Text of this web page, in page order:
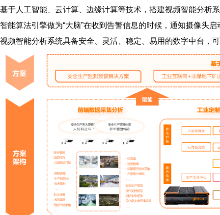
基于人工智能、云计算、边缘计算等技术，搭建视频智能分析
智能算法引擎做为“大脑”在收到告警信息的时候，通知摄像头
视频智能分析系统具备安全、灵活、稳定、易用的数字中台，